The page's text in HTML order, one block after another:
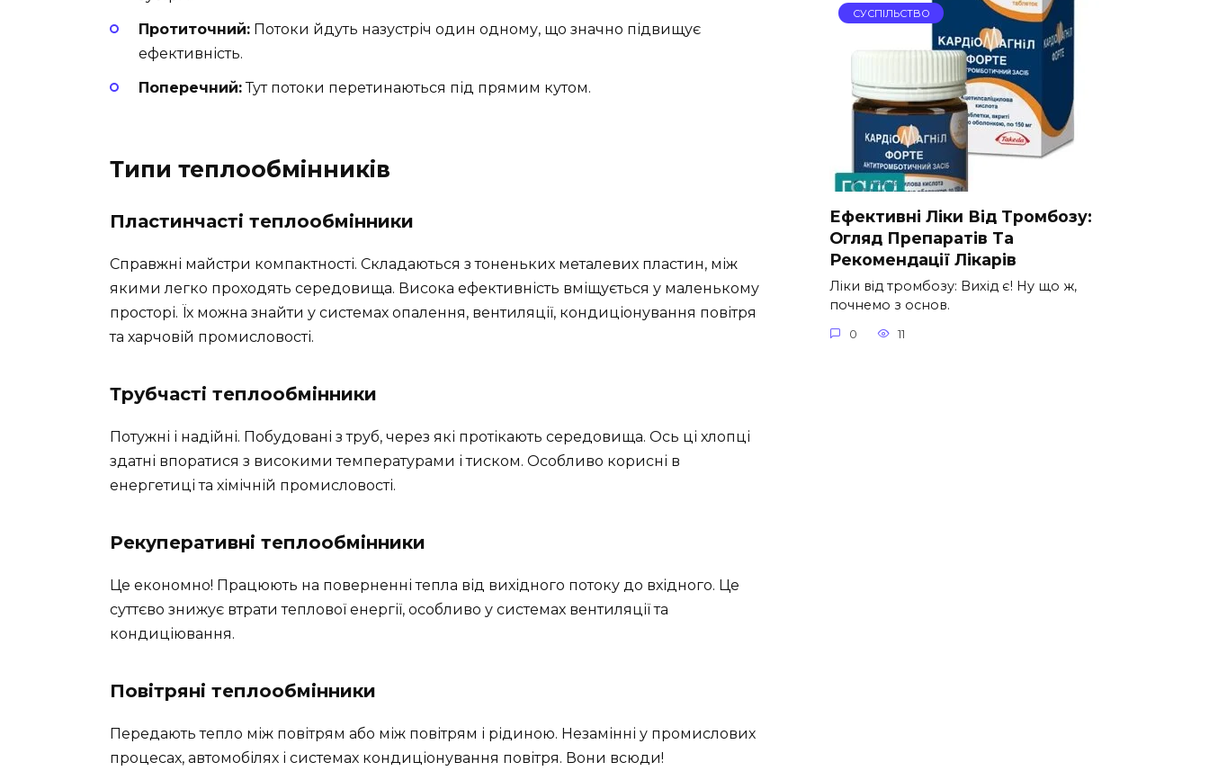
Протиточний: Потоки йдуть назустріч один одному, що значно підвищує
ефективність.
Поперечний:Тут потоки перетинаються під прямим кутом.
Типи теплообмінників
Пластинчасті теплообмінники
Справжні майстри компактності. Складаються з тоненьких металевих пластин, між
якими легко проходять середовища. Висока ефективність вміщується у маленькому
просторі. Їх можна знайти у системах опалення, вентиляції, кондиціонування повітря
та харчовій промисловості.
Трубчасті теплообмінники
Потужні і надійні. Побудовані з труб, через які протікають середовища. Ось ці хлопці
здатні впоратися з високими температурами і тиском. Особливо корисні в
енергетиці та хімічній промисловості.
Рекуперативні теплообмінники
Це економно! Працюють на поверненні тепла від вихідного потоку до вхідного. Це
суттєво знижує втрати теплової енергії, особливо у системах вентиляції та
кондиціювання.
Повітряні теплообмінники
Передають тепло між повітрям або між повітрям і рідиною. Незамінні у промислових
процесах, автомобілях і системах кондиціонування повітря. Вони всюди!
СУСПІЛЬСТВО
Ефективні Ліки Від Тромбозу:
Огляд Препаратів Та
Рекомендації Лікарів
Ліки від тромбозу: Вихід є! Ну що ж,
почнемо з основ.
0 11